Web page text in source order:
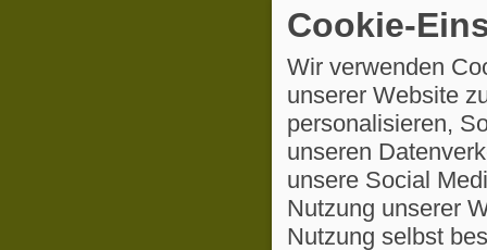
Cookie-
Wir verwenden
unserer Website
personalisieren,
unseren
unsere Social
Nutzung unserer
Nutzung selbst